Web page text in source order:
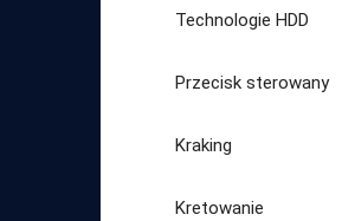
Technologie HDD
Przecisk sterowany
Kraking
Kretowanie